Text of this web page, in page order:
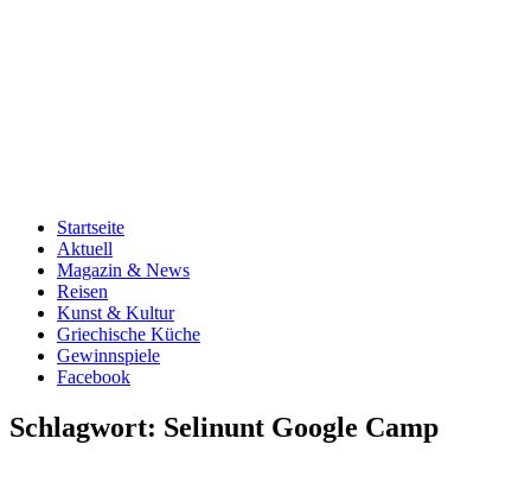
Startseite
Aktuell
Magazin & News
Reisen
Kunst & Kultur
Griechische Küche
Gewinnspiele
Facebook
Schlagwort: Selinunt Google Camp